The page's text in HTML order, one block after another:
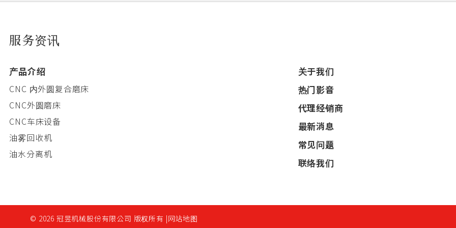
服务资讯
产品介绍
CNC 内外圆复合磨床
CNC外圆磨床
CNC车床设备
油雾回收机
油水分离机
关于我们
热门影音
代理经销商
最新消息
常见问题
联络我们
© 2026 冠昱机械股份有限公司 版权所有 |网站地图